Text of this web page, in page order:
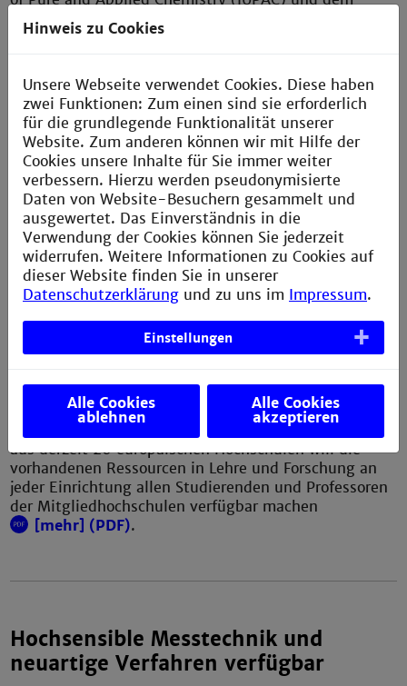
Nuclear Physics European Collaboration Committee
(NUPECC), erhielt er für seine Entwicklung, die es
chemischen Eigenschaften der schwersten Elemente
in wässrigen Lösungen zu untersuchen. [
mehr (PDF)]
Aktualisierung: Herr Dr. Krupp hat seine Promotion
sehr erfolgreich abgeschlossen.
Technische Hochschule Mannheim in
das europäische Hochschulnetzwerk
CHERNE aufgenommen
DasInstitut für Physikalische
Chemie und Radiochemieder Technischen
Hochschulnetzwerk CHERNE aufgenommen. CHERNE
steht für Cooperation in Higher Education on
Radiological and Nuclear Engineering. Das Netzwerk
aus derzeit 20 europäischen Hochschulen will die
vorhandenen Ressourcen in Lehre und Forschung an
jeder Einrichtung allen Studierenden und Professoren
der Mitgliedhochschulen verfügbar machen
[mehr] (PDF).
Hochsensible Messtechnik und
neuartige Verfahren verfügbar
Hinweis zu Cookies
Unsere Webseite verwendet Cookies. Diese haben
zwei Funktionen: Zum einen sind sie erforderlich
für die grundlegende Funktionalität unserer
Website. Zum anderen können wir mit Hilfe der
Cookies unsere Inhalte für Sie immer weiter
verbessern. Hierzu werden pseudonymisierte
Daten von Website-Besuchern gesammelt und
ausgewertet. Das Einverständnis in die
Verwendung der Cookies können Sie jederzeit
widerrufen. Weitere Informationen zu Cookies auf
dieser Website finden Sie in unserer
Datenschutzerklärung und zu uns im Impressum.
Einstellungen
Alle Cookies
ablehnen
Alle Cookies
akzeptieren